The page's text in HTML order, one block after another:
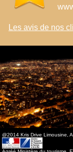
Les avis de nos
@2014 Kris Drive Limousine,